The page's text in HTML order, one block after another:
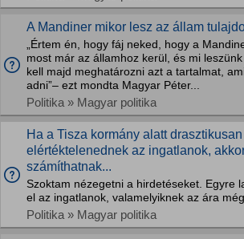
A Mandiner mikor lesz az állam
„Értem én, hogy fáj neked, hogy a
most már az államhoz kerül, és mi
kell majd meghatározni azt a tartalmat,
adni”– ezt mondta Magyar Péter...
Politika » Magyar politika
Ha a Tisza kormány alatt drasztikusan
elértéktelenednek az ingatlanok,
számíthatnak...
Szoktam nézegetni a hirdetéseket. Egyre
el az ingatlanok, valamelyiknek az ára
Politika » Magyar politika